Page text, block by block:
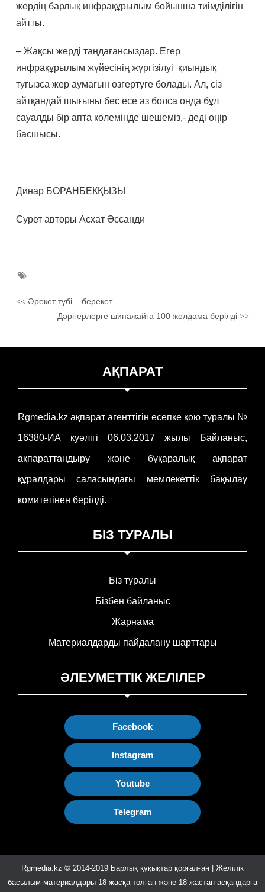
жердің барлық инфрақұрылым бойынша тиімділігін
айтты.
– Жақсы жерді таңдағансыздар. Егер
инфрақұрылым жүйесінің жүргізілуі қиындық
туғызса жер аумағын өзгертуге болады. Ал, сіз
айтқандай шығыны бес есе аз болса онда бұл
сауалды бір апта көлемінде шешеміз,- деді өңір
басшысы.
Динар БОРАНБЕКҚЫЗЫ
Сурет авторы Асхат Әссанди
<<Әрекет түбі – берекет
Дәрігерлерге шипажайға 100 жолдама берілді>>
АҚПАРАТ
Rgmedia.kz ақпарат агенттігін есепке қою туралы №
16380-ИА куәлігі 06.03.2017 жылы Байланыс,
ақпараттандыру және бұқаралық ақпарат
құралдары саласындағы мемлекеттік бақылау
комитетінен берілді.
БІЗ ТУРАЛЫ
Біз туралы
Бізбен байланыс
Жарнама
Материалдарды пайдалану шарттары
ӘЛЕУМЕТТІК ЖЕЛІЛЕР
Facebook
Instagram
Youtube
Telegram
Rgmedia.kz © 2014-2019 Барлық құқықтар қорғалған | Желілік
басылым материалдары 18 жасқа толған және 18 жастан асқандарға